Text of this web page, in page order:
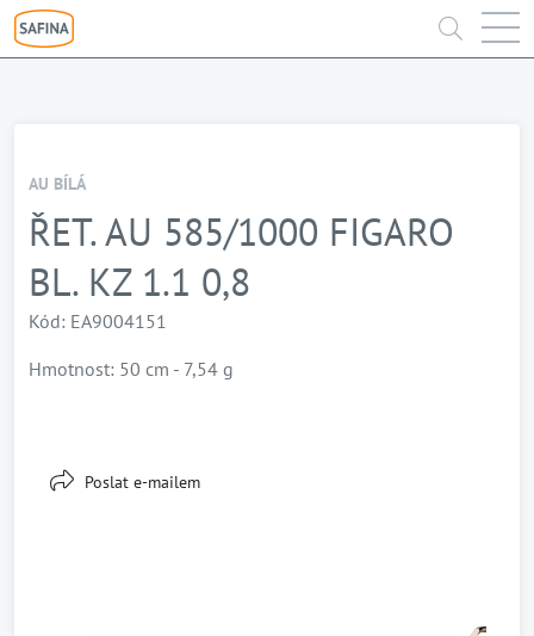
AU BÍLÁ
ŘET. AU 585/1000 FIGARO
BL. KZ 1.1 0,8
Kód: EA9004151
Hmotnost: 50 cm - 7,54 g
Poslat e-mailem